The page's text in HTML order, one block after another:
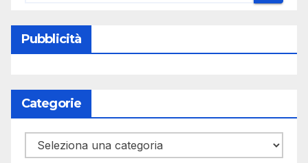
Pubblicità
Categorie
Categorie